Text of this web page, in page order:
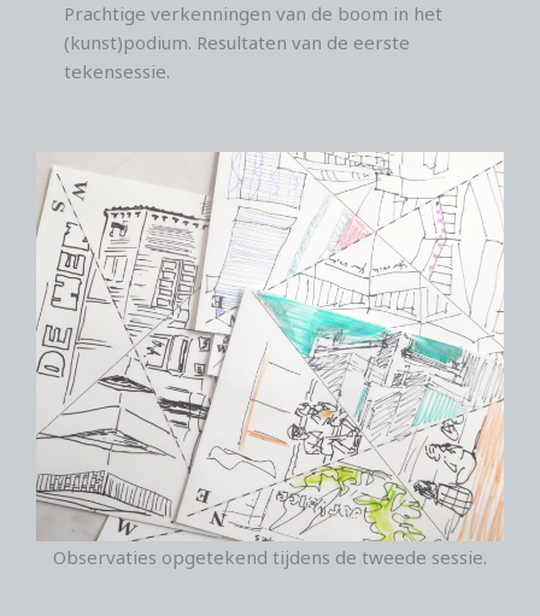
Prachtige verkenningen van de boom in het
(kunst)podium. Resultaten van de eerste
tekensessie.
Observaties opgetekend tijdens de tweede sessie.